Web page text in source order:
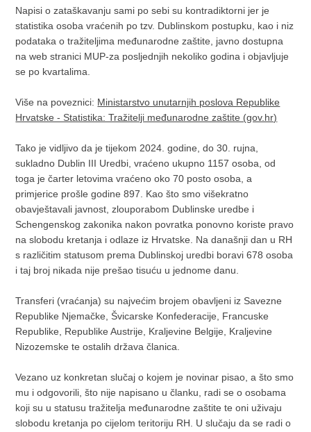
Napisi o zataškavanju sami po sebi su kontradiktorni jer je
statistika osoba vraćenih po tzv. Dublinskom postupku, kao i niz
podataka o tražiteljima međunarodne zaštite, javno dostupna
na web stranici MUP-za posljednjih nekoliko godina i objavljuje
se po kvartalima.
Više na poveznici: Ministarstvo unutarnjih poslova Republike
Hrvatske - Statistika: Tražitelji međunarodne zaštite (gov.hr)
Tako je vidljivo da je tijekom 2024. godine, do 30. rujna,
sukladno Dublin III Uredbi, vraćeno ukupno 1157 osoba, od
toga je čarter letovima vraćeno oko 70 posto osoba, a
primjerice prošle godine 897. Kao što smo višekratno
obavještavali javnost, zlouporabom Dublinske uredbe i
Schengenskog zakonika nakon povratka ponovno koriste pravo
na slobodu kretanja i odlaze iz Hrvatske. Na današnji dan u RH
s različitim statusom prema Dublinskoj uredbi boravi 678 osoba
i taj broj nikada nije prešao tisuću u jednome danu.
Transferi (vraćanja) su najvećim brojem obavljeni iz Savezne
Republike Njemačke, Švicarske Konfederacije, Francuske
Republike, Republike Austrije, Kraljevine Belgije, Kraljevine
Nizozemske te ostalih država članica.
Vezano uz konkretan slučaj o kojem je novinar pisao, a što smo
mu i odgovorili, što nije napisano u članku, radi se o osobama
koji su u statusu tražitelja međunarodne zaštite te oni uživaju
slobodu kretanja po cijelom teritoriju RH. U slučaju da se radi o